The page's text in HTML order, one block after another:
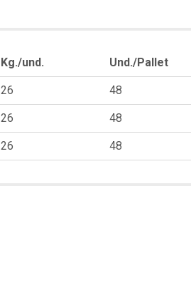
Kg./und. Und./Pallet
26 48
26 48
26 48